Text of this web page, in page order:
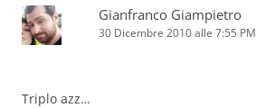
Gianfranco Giampietro
30 Dicembre 2010 alle 7:55 PM
Triplo azz…